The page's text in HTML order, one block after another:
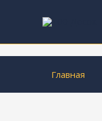
Главная